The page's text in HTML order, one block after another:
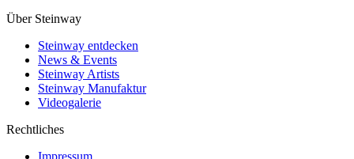
Über Steinway
Steinway entdecken
News & Events
Steinway Artists
Steinway Manufaktur
Videogalerie
Rechtliches